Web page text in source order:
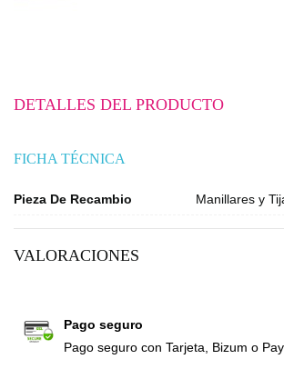
DETALLES DEL PRODUCTO
FICHA TÉCNICA
Pieza De Recambio Manillares y
VALORACIONES
Pago seguro
Pago seguro con Tarjeta, Bizum o